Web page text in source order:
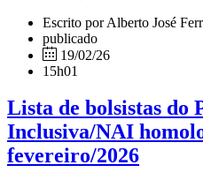
Escrito por Alberto José
publicado
19/02/26
15h01
Lista de bolsistas
Inclusiva/NAI
fevereiro/2026